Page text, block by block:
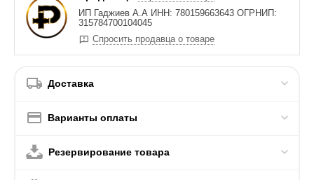
ИП Гаджиев А.А ИНН: 780159663643 ОГРНИП:
315784700104045
Спросить продавца о товаре
Доставка
Варианты оплаты
Резервирование товара